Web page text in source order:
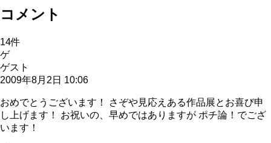
コメント
14件
ゲ
ゲスト
2009年8月2日 10:06
おめでとうございます！ さぞや見応えある作品展とお喜び申
し上げます！ お祝いの、早めではありますが ポチ論！でござ
います！